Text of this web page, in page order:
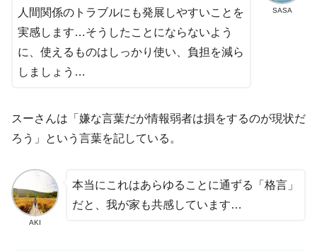
SASA
人間関係のトラブルにも発展しやすいことを
実感します…そうしたことにならないよう
に、使えるものはしっかり使い、負担を減ら
しましょう…
スーさんは「嫌な言葉だが情報弱者は損をするのが現状だ
ろう」という言葉を記している。
AKI
本当にこれはあらゆることに通ずる「格言」
だと、我が家も共感しています…